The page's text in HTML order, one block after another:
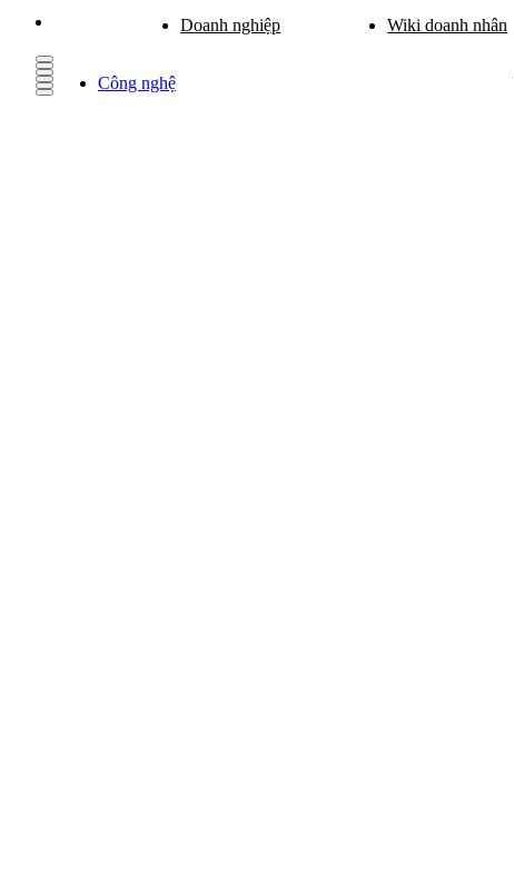
Doanh nghiệp Wiki doanh nhân
Công nghệ